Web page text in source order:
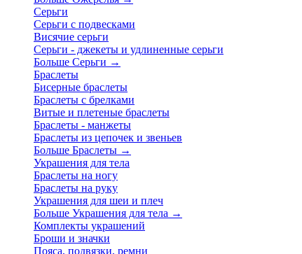
Серьги
Серьги с подвесками
Висячие серьги
Серьги - джекеты и удлиненные серьги
Больше Серьги →
Браслеты
Бисерные браслеты
Браслеты с брелками
Витые и плетеные браслеты
Браслеты - манжеты
Браслеты из цепочек и звеньев
Больше Браслеты →
Украшения для тела
Браслеты на ногу
Браслеты на руку
Украшения для шеи и плеч
Больше Украшения для тела →
Комплекты украшений
Броши и значки
Пояса, подвязки, ремни